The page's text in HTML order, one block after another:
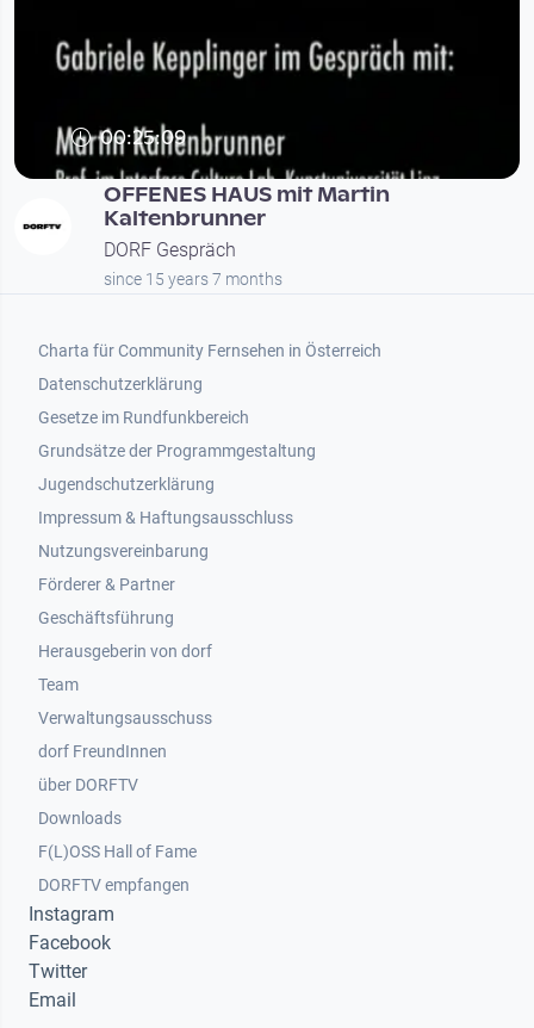
00:25:09
OFFENES HAUS mit Martin
Kaltenbrunner
DORF Gespräch
since 15 years 7 months
Footer 1
Charta für Community Fernsehen in Österreich
Datenschutzerklärung
Gesetze im Rundfunkbereich
Grundsätze der Programmgestaltung
Jugendschutzerklärung
Impressum & Haftungsausschluss
Nutzungsvereinbarung
Footer 2
Förderer & Partner
Geschäftsführung
Herausgeberin von dorf
Team
Verwaltungsausschuss
dorf FreundInnen
Footer 3
über DORFTV
Downloads
F(L)OSS Hall of Fame
Footer 4
DORFTV empfangen
Instagram
Facebook
Twitter
Email